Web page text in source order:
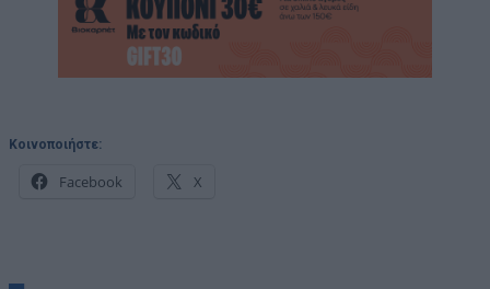
Κοινοποιήστε:
Facebook X